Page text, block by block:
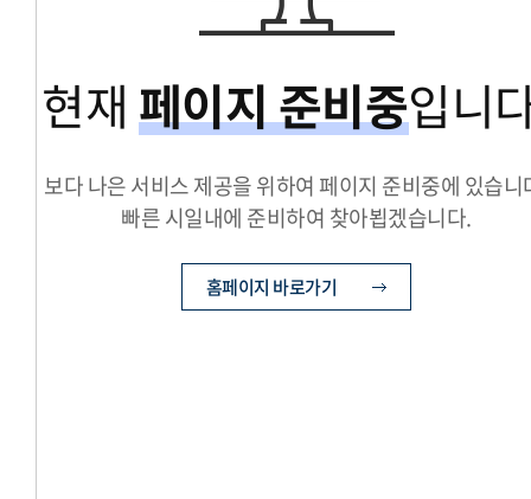
현재 페이지 준비중입니
보다 나은 서비스 제공을 위하여 페이지 준비중에 있습니
빠른 시일내에 준비하여 찾아뵙겠습니다.
홈페이지 바로가기